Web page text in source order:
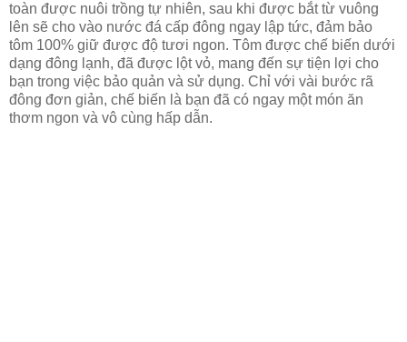
toàn được nuôi trồng tự nhiên, sau khi được bắt từ vuông
lên sẽ cho vào nước đá cấp đông ngay lập tức, đảm bảo
tôm 100% giữ được độ tươi ngon. Tôm được chế biến dưới
dạng đông lạnh, đã được lột vỏ, mang đến sự tiện lợi cho
bạn trong việc bảo quản và sử dụng. Chỉ với vài bước rã
đông đơn giản, chế biến là bạn đã có ngay một món ăn
thơm ngon và vô cùng hấp dẫn.